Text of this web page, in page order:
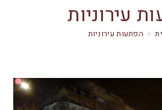
עירוניות
> הפתעות עירוניות